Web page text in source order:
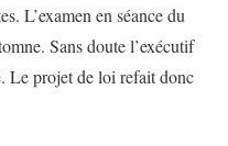
L’examen en séance du
Sans doute l’exécutif
Le projet de loi refait donc